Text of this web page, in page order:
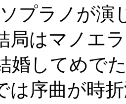
プラノが演
局はマノエ
婚してめで
は序曲が時